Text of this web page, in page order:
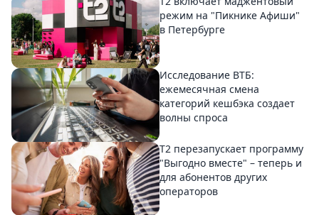
режим на "Пикнике Афиши"
в Петербурге
Исследование ВТБ:
ежемесячная смена
категорий кешбэка создает
волны спроса
Т2 перезапускает программу
"Выгодно вместе" – теперь и
для абонентов других
операторов